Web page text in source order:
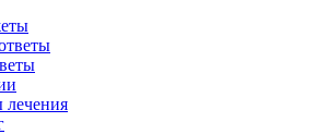
лечения